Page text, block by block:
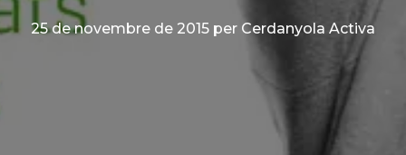
25 de novembre de 2015 per Cerdanyola Activa